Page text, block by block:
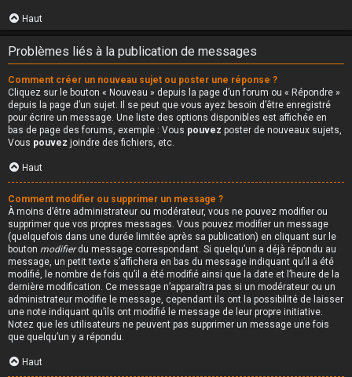
Haut
Problèmes liés à la publication de messages
Comment créer un nouveau sujet ou poster une réponse ?
Cliquez sur le bouton « Nouveau » depuis la page d’un forum ou « Répondre »
depuis la page d’un sujet. Il se peut que vous ayez besoin d’être enregistré
pour écrire un message. Une liste des options disponibles est affichée en
bas de page des forums, exemple : Vous pouvez poster de nouveaux sujets,
Vous pouvez joindre des fichiers, etc.
Haut
Comment modifier ou supprimer un message ?
À moins d’être administrateur ou modérateur, vous ne pouvez modifier ou
supprimer que vos propres messages. Vous pouvez modifier un message
(quelquefois dans une durée limitée après sa publication) en cliquant sur le
bouton modifierdu message correspondant. Si quelqu’un a déjà répondu au
message, un petit texte s’affichera en bas du message indiquant qu’il a été
modifié, le nombre de fois qu’il a été modifié ainsi que la date et l’heure de la
dernière modification. Ce message n’apparaîtra pas si un modérateur ou un
administrateur modifie le message, cependant ils ont la possibilité de laisser
une note indiquant qu’ils ont modifié le message de leur propre initiative.
Notez que les utilisateurs ne peuvent pas supprimer un message une fois
que quelqu’un y a répondu.
Haut